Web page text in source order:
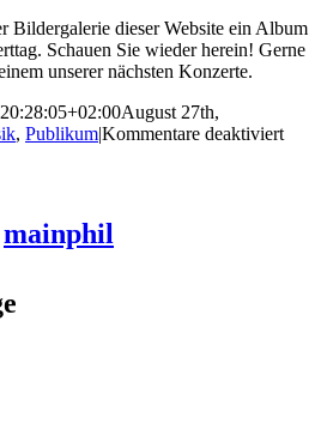
Bildergalerie dieser Website ein Album
Schauen Sie wieder herein! Gerne
unserer nächsten Konzerte.
August 27th,
, Publikum|Kommentare deaktiviertfür
mainphil